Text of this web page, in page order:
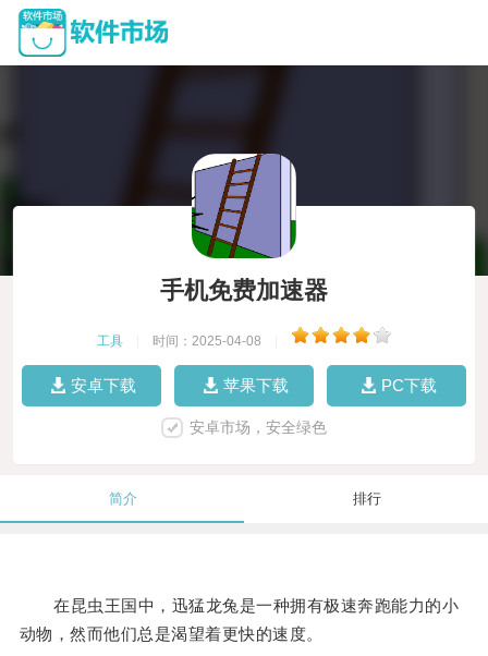
手机免费加速器
工具 时间：2025-04-08
安卓下载 苹果下载 PC下载
安卓市场，安全绿色
简介 排行
在昆虫王国中，迅猛龙兔是一种拥有极速奔跑能力的小
动物，然而他们总是渴望着更快的速度。